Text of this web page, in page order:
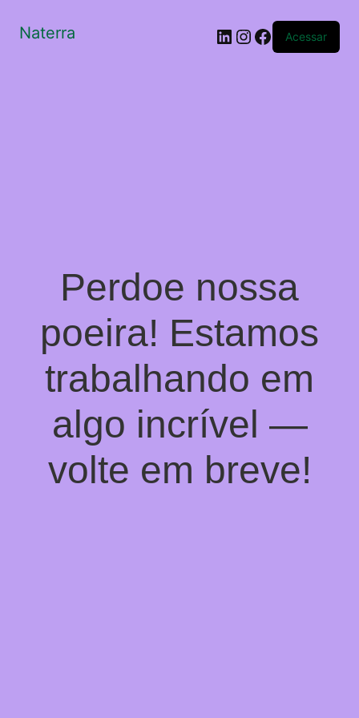
Naterra LinkedIn
Instagram
Facebook
Acessar
Perdoe nossa
poeira! Estamos
trabalhando em
algo incrível —
volte em breve!